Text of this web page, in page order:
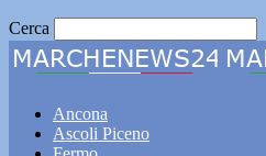
Cerca
Ancona
Ascoli Piceno